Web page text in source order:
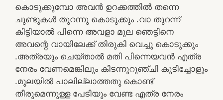
കൊടുക്കുമ്പോ അവൻ ഉറക്കത്തിൽ തന്നെ
ചുണ്ടുകൾ തുറന്നു കൊടുക്കും .വാ തുറന്ന്
കിട്ടിയാൽ പിന്നെ അവളാ മുല ഞെട്ടിനെ
അവന്റെ വായിലേക്ക് തിരുകി വെച്ചു കൊടുക്കും
.അത്രയും ചെയ്‌താൽ മതി പിന്നെയവൻ എത്ര
നേരം വേണമെങ്കിലും കിടന്നുറുഞ്ചി കുടിച്ചോളും
.മുലയിൽ പാലില്ലാത്തതു കൊണ്ട്
തീരുമെന്നുള്ള പേടിയും വേണ്ട എത്ര നേരം